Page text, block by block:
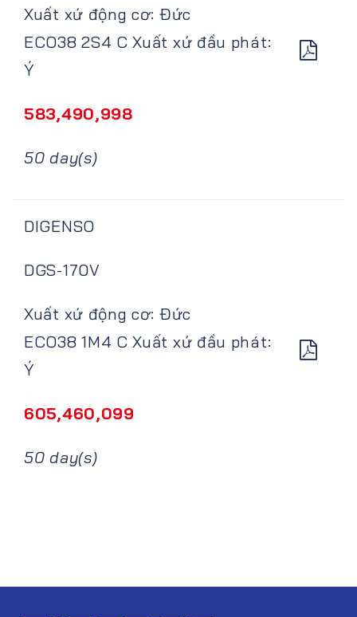
Xuất xứ động cơ: Đức
ECO38 2S4 C Xuất xứ đầu phát:
Ý
583,490,998
50 day(s)
DIGENSO
DGS-170V
Xuất xứ động cơ: Đức
ECO38 1M4 C Xuất xứ đầu phát:
Ý
605,460,099
50 day(s)